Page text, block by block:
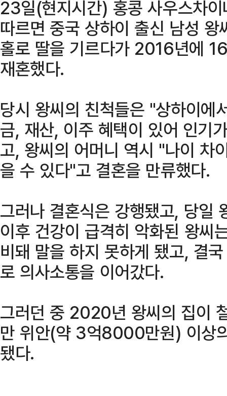
23일(현지시간) 홍콩 사우스차
따르면 중국 상하이 출신 남성
홀로 딸을 기르다가 2016년에
재혼했다.
당시 왕씨의 친척들은 "상하이에
금, 재산, 이주 혜택이 있어 인기
고, 왕씨의 어머니 역시 "나이 차
을 수 있다"고 결혼을 만류했다.
그러나 결혼식은 강행됐고, 당일
이후 건강이 급격히 악화된 왕
비돼 말을 하지 못하게 됐고, 결
로 의사소통을 이어갔다.
그러던 중 2020년 왕씨의 집이
만 위안(약 3억8000만원) 이상
됐다.